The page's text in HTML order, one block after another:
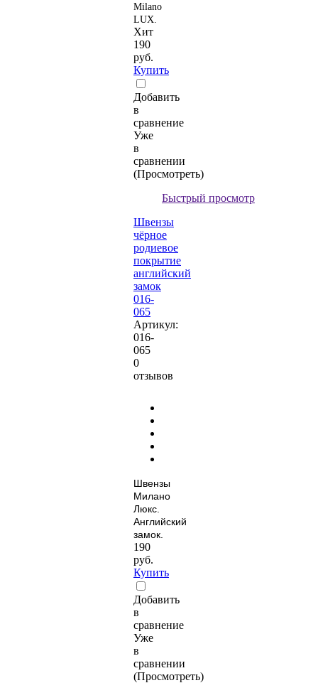
Milano
LUX.
Хит
190
руб.
Купить
Добавить
в
сравнение
Уже
в
сравнении
(Просмотреть)
Быстрый просмотр
Швензы
чёрное
родиевое
покрытие
английский
замок
016-
065
Артикул:
016-
065
0
отзывов
Швензы
Милано
Люкс.
Английский
замок.
190
руб.
Купить
Добавить
в
сравнение
Уже
в
сравнении
(Просмотреть)